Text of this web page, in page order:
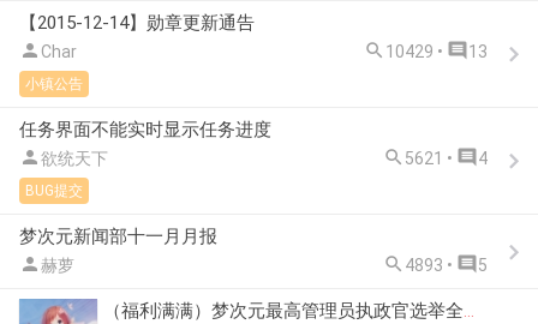
【2015-12-14】勋章更新通告
 Char  10429 •  13
小镇公告
任务界面不能实时显示任务进度
欲统天下  5621 •  4
BUG提交
梦次元新闻部十一月月报
赫萝  4893 •  5
（福利满满）梦次元最高管理员执政官选举全新开启！成为执政官不是梦！